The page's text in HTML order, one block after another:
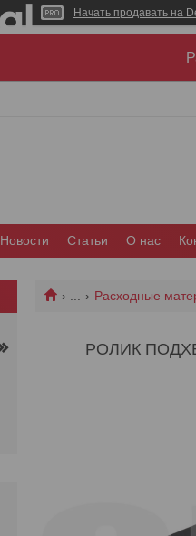
Начать продавать на
Новости Статьи О нас
Расходные
РОЛИК